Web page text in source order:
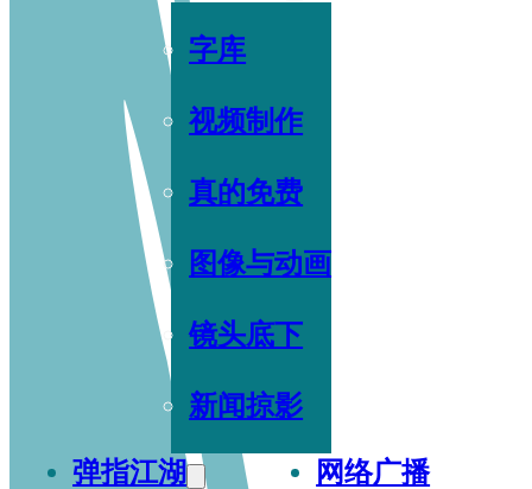
字库
视频制作
真的免费
图像与动画
镜头底下
新闻掠影
弹指江湖 网络广播